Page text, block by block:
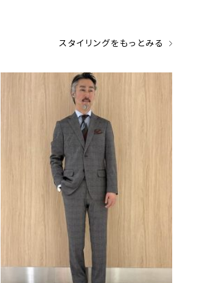
スタイリングをもっとみる